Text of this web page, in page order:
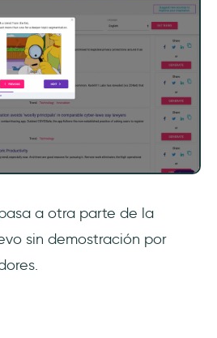
a otra parte de la
sin demostración por